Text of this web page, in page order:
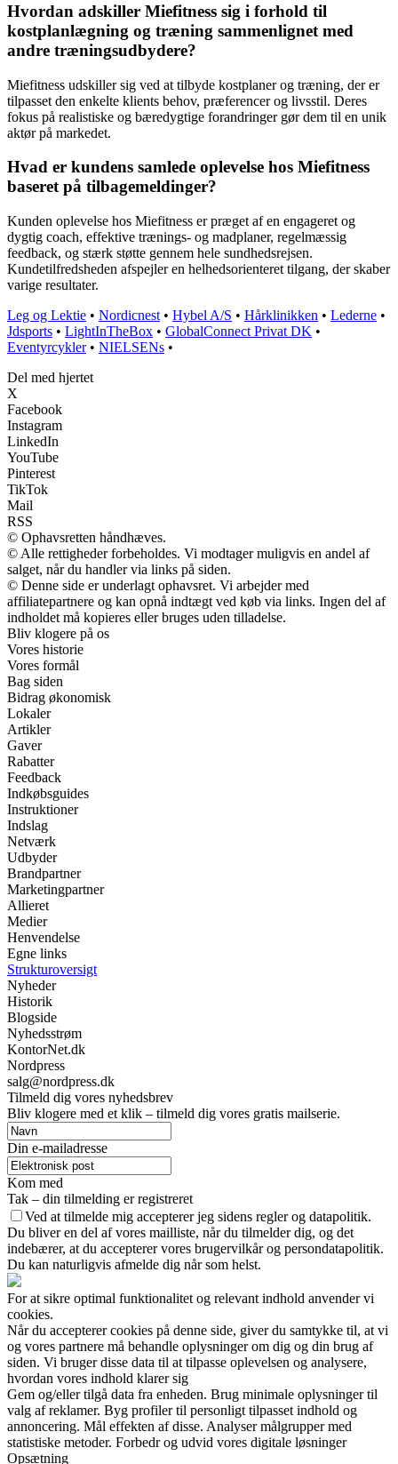
Hvordan adskiller Miefitness sig i forhold til
kostplanlægning og træning sammenlignet med
andre træningsudbydere?
Miefitness udskiller sig ved at tilbyde kostplaner og træning, der er
tilpasset den enkelte klients behov, præferencer og livsstil. Deres
fokus på realistiske og bæredygtige forandringer gør dem til en unik
aktør på markedet.
Hvad er kundens samlede oplevelse hos Miefitness
baseret på tilbagemeldinger?
Kunden oplevelse hos Miefitness er præget af en engageret og
dygtig coach, effektive trænings- og madplaner, regelmæssig
feedback, og stærk støtte gennem hele sundhedsrejsen.
Kundetilfredsheden afspejler en helhedsorienteret tilgang, der skaber
varige resultater.
Leg og Lektie • Nordicnest • Hybel A/S • Hårklinikken • Lederne •
Jdsports • LightInTheBox • GlobalConnect Privat DK •
Eventyrcykler• NIELSENs •
Del med hjertet
X
Facebook
Instagram
LinkedIn
YouTube
Pinterest
TikTok
Mail
RSS
© Ophavsretten håndhæves.
© Alle rettigheder forbeholdes. Vi modtager muligvis en andel af
salget, når du handler via links på siden.
© Denne side er underlagt ophavsret. Vi arbejder med
affiliatepartnere og kan opnå indtægt ved køb via links. Ingen del af
indholdet må kopieres eller bruges uden tilladelse.
Bliv klogere på os
Vores historie
Vores formål
Bag siden
Bidrag økonomisk
Lokaler
Artikler
Gaver
Rabatter
Feedback
Indkøbsguides
Instruktioner
Indslag
Netværk
Udbyder
Brandpartner
Marketingpartner
Allieret
Medier
Henvendelse
Egne links
Strukturoversigt
Nyheder
Historik
Blogside
Nyhedsstrøm
KontorNet.dk
Nordpress
salg@nordpress.dk
Tilmeld dig vores nyhedsbrev
Bliv klogere med et klik – tilmeld dig vores gratis mailserie.
Din e-mailadresse
Kom med
Tak – din tilmelding er registreret
Ved at tilmelde mig accepterer jeg sidens regler og datapolitik.
Du bliver en del af vores mailliste, når du tilmelder dig, og det
indebærer, at du accepterer vores brugervilkår og persondatapolitik.
Du kan naturligvis afmelde dig når som helst.
For at sikre optimal funktionalitet og relevant indhold anvender vi
cookies.
Når du accepterer cookies på denne side, giver du samtykke til, at vi
og vores partnere må behandle oplysninger om dig og din brug af
siden. Vi bruger disse data til at tilpasse oplevelsen og analysere,
hvordan vores indhold klarer sig
Gem og/eller tilgå data fra enheden. Brug minimale oplysninger til
valg af reklamer. Byg profiler til personligt tilpasset indhold og
annoncering. Mål effekten af disse. Analyser målgrupper med
statistiske metoder. Forbedr og udvid vores digitale løsninger
Opsætning